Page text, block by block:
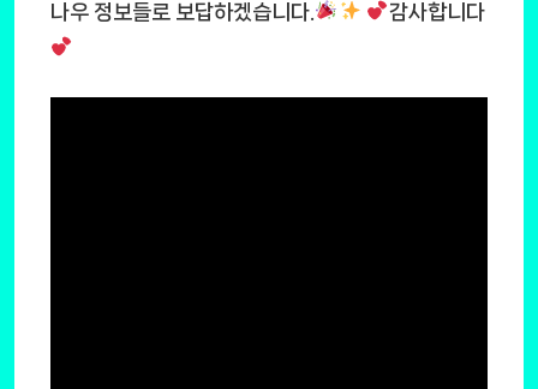
나우 정보들로 보답하겠습니다.
감사합니다